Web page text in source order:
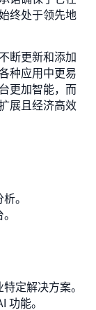
终处于领先地
断更新和添加
种应用中更易
更加智能，而
展且经济高效
。
定解决方案。
功能。